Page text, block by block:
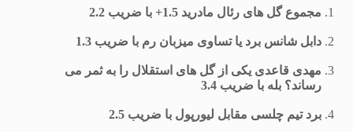
مجموع گل های رئال مادرید 1.5+ با ضریب 2.2
دابل شانس برد یا تساوی میزبان رم با ضریب 1.3
مهدی قاعدی یکی از گل های استقلال را به ثمر می
رساند؟ بله با ضریب 3.4
برد تیم چلسی مقابل لیورپول با ضریب 2.5